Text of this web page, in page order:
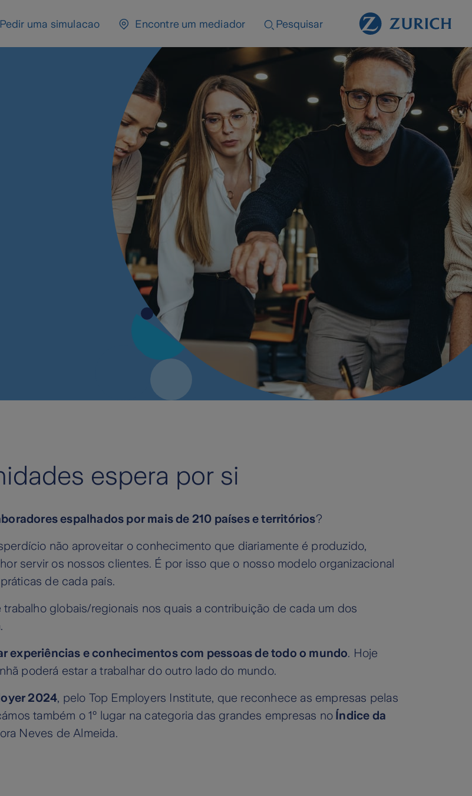
Pedir uma simulacao Encontre um mediador Pesquisar
espera por si
espalhados por mais de 210 países e territórios?
não aproveitar o conhecimento que diariamente é produzido,
servir os nossos clientes. É por isso que o nosso modelo organizacional
de cada país.
globais/regionais nos quais a contribuição de cada um dos
experiências e conhecimentos com pessoas de todo o mundo. Hoje
poderá estar a trabalhar do outro lado do mundo.
2024, pelo Top Employers Institute, que reconhece as empresas pelas
também o 1º lugar na categoria das grandes empresas no Índice da
Neves de Almeida.